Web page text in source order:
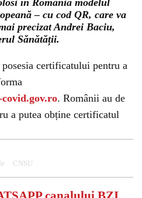
în România modelul
– cu cod QR, care va
precizat Andrei Baciu,
Sănătății.
certificatului pentru a
. Românii au de
a putea obține certificatul
CNSU